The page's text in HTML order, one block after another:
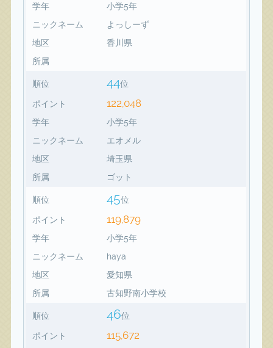
学年
小学5年
ニックネーム
よっしーず
地区
香川県
所属
順位 44位
ポイント 122,048
学年
小学5年
ニックネーム
エオメル
地区
埼玉県
所属
ゴット
順位 45位
ポイント 119,879
学年
小学5年
ニックネーム
haya
地区
愛知県
所属
古知野南小学校
順位 46位
ポイント 115,672